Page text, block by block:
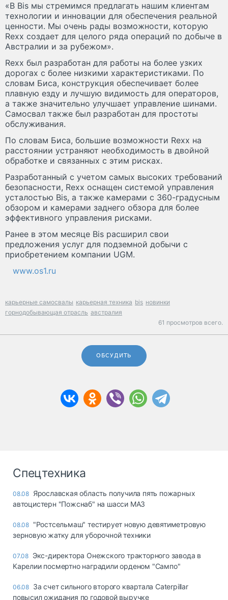
«В Bis мы стремимся предлагать нашим клиентам
технологии и инновации для обеспечения реальной
ценности. Мы очень рады возможности, которую
Rexx создает для целого ряда операций по добыче в
Австралии и за рубежом».
Rexx был разработан для работы на более узких
дорогах с более низкими характеристиками. По
словам Биса, конструкция обеспечивает более
плавную езду и лучшую видимость для операторов,
а также значительно улучшает управление шинами.
Самосвал также был разработан для простоты
обслуживания.
По словам Биса, большие возможности Rexx на
расстоянии устраняют необходимость в двойной
обработке и связанных с этим рисках.
Разработанный с учетом самых высоких требований
безопасности, Rexx оснащен системой управления
усталостью Bis, а также камерами с 360-градусным
обзором и камерами заднего обзора для более
эффективного управления рисками.
Ранее в этом месяце Bis расширил свои
предложения услуг для подземной добычи с
приобретением компании UGM.
www.os1.ru
карьерные самосвалы карьерная техника bis новинки
горнодобывающая отрасль австралия
61 просмотров всего.
ОБСУДИТЬ
Спецтехника
08.08 Ярославская область получила пять пожарных
автоцистерн "Пожснаб" на шасси МАЗ
08.08 "Ростсельмаш" тестирует новую девятиметровую
зерновую жатку для уборочной техники
07.08 Экс-директора Онежского тракторного завода в
Карелии посмертно наградили орденом "Сампо"
06.08 За счет сильного второго квартала Caterpillar
повысил ожидания по годовой выручке